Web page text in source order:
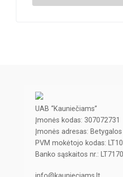
UAB “Kauniečiams”
Įmonės kodas: 307072731
Įmonės adresas:
PVM mokėtojo kodas:
Banko sąskaitos nr.: